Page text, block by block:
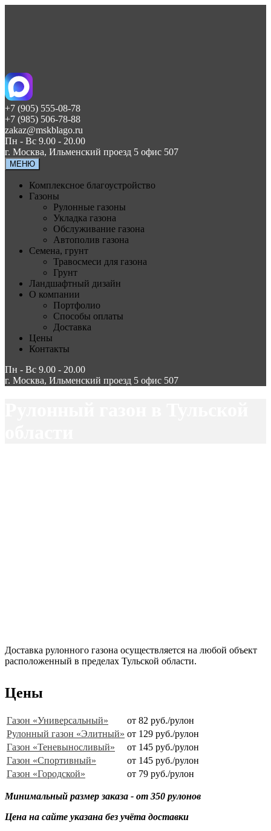
+7 (905) 555-08-78
+7 (985) 506-78-88
zakaz@mskblago.ru
Пн - Вс 9.00 - 20.00
г. Москва, Ильменский проезд 5 офис 507
МЕНЮ
Комплексное благоустройство
Газоны
Рулонные газоны
Укладка газона
Обслуживание газона
Автополив газона
Семена, грунт
Травосмеси для газона
Грунт
Ландшафтный дизайн
О компании
Портфолио
Способы оплаты
Доставка
Цены
Контакты
Пн - Вс 9.00 - 20.00
г. Москва, Ильменский проезд 5 офис 507
Доставка рулонного газона осуществляется на любой объект
расположенный в пределах Тульской области.
Цены
Газон «Универсальный»
от 82 руб./рулон
Рулонный газон «Элитный» от 129 руб./рулон
Газон «Теневыносливый»
от 145 руб./рулон
Газон «Спортивный»
от 145 руб./рулон
Газон «Городской»
от 79 руб./рулон
Минимальный размер заказа - от 350 рулонов
Цена на сайте указана без учёта доставки